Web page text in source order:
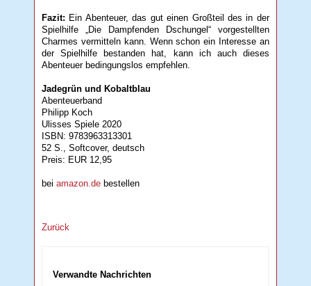
Fazit: Ein Abenteuer, das gut einen Großteil des in der
Spielhilfe „Die Dampfenden Dschungel“ vorgestellten
Charmes vermitteln kann. Wenn schon ein Interesse an
der Spielhilfe bestanden hat, kann ich auch dieses
Abenteuer bedingungslos empfehlen.
Jadegrün und Kobaltblau
Abenteuerband
Philipp Koch
Ulisses Spiele 2020
ISBN: 9783963313301
52 S., Softcover, deutsch
Preis: EUR 12,95
beiamazon.de bestellen
Zurück
Verwandte Nachrichten